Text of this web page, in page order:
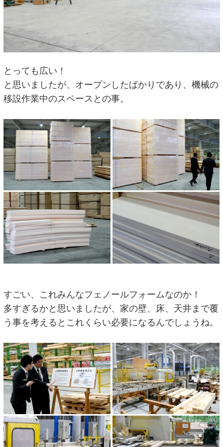
とっても広い！
と思いましたが、オープンしたばかりであり、機械の
移設作業中のスペースとの事。
すごい、これみんなフェノールフォームなのか！
多すぎるかと思いましたが、家の壁、床、天井まで覆
う事を考えるとこれくらい必要になるんでしょうね。